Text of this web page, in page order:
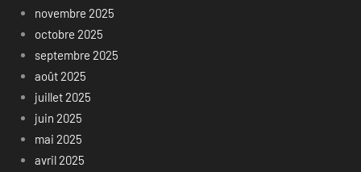
novembre 2025
octobre 2025
septembre 2025
août 2025
juillet 2025
juin 2025
mai 2025
avril 2025